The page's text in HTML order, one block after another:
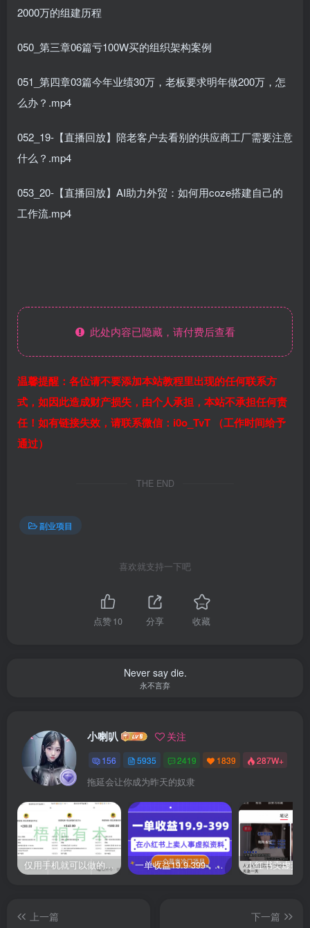
2000万的组建历程
050_第三章06篇亏100W买的组织架构案例
051_第四章03篇今年业绩30万，老板要求明年做200万，怎
么办？.mp4
052_19-【直播回放】陪老客户去看别的供应商工厂需要注意
什么？.mp4
053_20-【直播回放】AI助力外贸：如何用coze搭建自己的
工作流.mp4
此处内容已隐藏，请付费后查看
温馨提醒：各位请不要添加本站教程里出现的任何联系方
式，如因此造成财产损失，由个人承担，本站不承担任何责
任！如有链接失效，请联系微信：i0o_TvT （工作时间给予
通过）
THE END
副业项目
喜欢就支持一下吧
点赞10 分享 收藏
Never say die.
永不言弃
小喇叭 关注
156 5935 2419 1839 287W+
拖延会让你成为昨天的奴隶
仅用手机就可以做的小项目，当天就能见钱，每天100-300 一单收益19.9-399，一个蓝海冷门项目，在小红书上卖人事虚拟资料
上一篇
下一篇